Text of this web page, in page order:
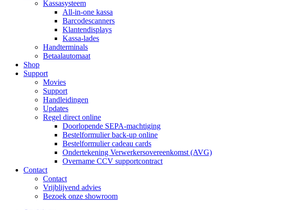
Kassasysteem
All-in-one kassa
Barcodescanners
Klantendisplays
Kassa-lades
Handterminals
Betaalautomaat
Shop
Support
Movies
Support
Handleidingen
Updates
Regel direct online
Doorlopende SEPA-machtiging
Bestelformulier back-up online
Bestelformulier cadeau cards
Ondertekening Verwerkersovereenkomst (AVG)
Overname CCV supportcontract
Contact
Contact
Vrijblijvend advies
Bezoek onze showroom